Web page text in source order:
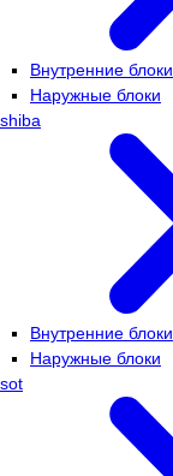
Внутренние блоки
Наружные блоки
Внутренние блоки
Наружные блоки